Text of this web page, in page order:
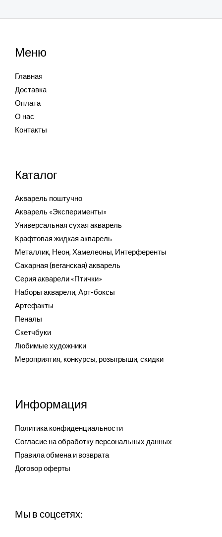
Меню
Главная
Доставка
Оплата
О нас
Контакты
Каталог
Акварель поштучно
Акварель «Эксперименты»
Универсальная сухая акварель
Крафтовая жидкая акварель
Металлик, Неон, Хамелеоны, Интерференты
Сахарная (веганская) акварель
Серия акварели «Птички»
Наборы акварели, Арт-боксы
Артефакты
Пеналы
Скетчбуки
Любимые художники
Мероприятия, конкурсы, розыгрыши, скидки
Информация
Политика конфиденциальности
Согласие на обработку персональных данных
Правила обмена и возврата
Договор оферты
Мы в соцсетях: